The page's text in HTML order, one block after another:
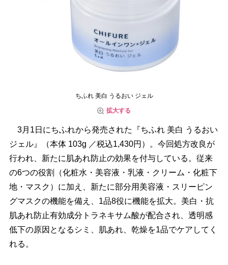
ちふれ 美白 うるおい ジェル
拡大する
3月1日にちふれから発売された『ちふれ 美白 うるおい
ジェル』（本体 103g ／税込1,430円）。今回処方改良が
行われ、新たに肌あれ防止の効果を付与している。従来
の6つの役割（化粧水・美容液・乳液・クリーム・化粧下
地・マスク）に加え、新たに部分用美容液・スリーピン
グマスクの機能を備え、1品8役に機能を拡大。美白・抗
肌あれ防止有効成分トラネキサム酸が配合され、透明感
低下の原因となるシミ、肌あれ、乾燥を1品でケアしてく
れる。